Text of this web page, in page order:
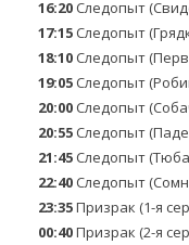
16:20Следопыт
17:15Следопыт
18:10Следопыт
19:05Следопыт
20:00Следопыт
20:55Следопыт
21:45Следопыт
22:40Следопыт
23:35Призрак (1-я
00:40Призрак (2-я